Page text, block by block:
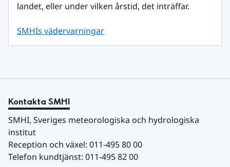
landet, eller under vilken årstid, det inträffar.
SMHIs vädervarningar
Kontakta SMHI
SMHI, Sveriges meteorologiska och hydrologiska
institut
Reception och växel: 011-495 80 00
Telefon kundtjänst: 011-495 82 00